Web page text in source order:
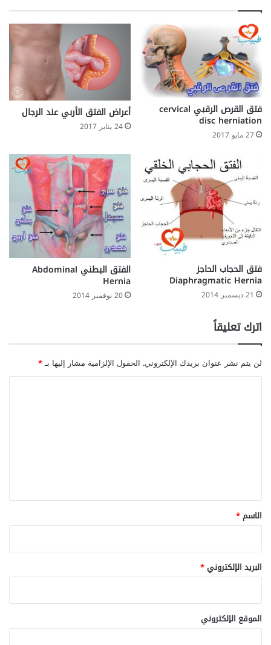
ك
ن
ا
ح
ص
و
ل
ع
ل
ي
؟
ة
S
t
m
c
e
l
s
فتق القرص الرقبي cervical
disc herniation
27 مايو 2017
أعراض الفتق الأربي عند الرجال
24 يناير 2017
فتق الحجاب الحاجز
Diaphragmatic Hernia
21 ديسمبر 2014
الفتق البطني Abdominal
Hernia
20 نوفمبر 2014
اترك تعليقاً
لن يتم نشر عنوان بريدك الإلكتروني. الحقول الإلزامية مشار إليها بـ*
*
الاسم*
البريد الإلكتروني*
الموقع الإلكتروني